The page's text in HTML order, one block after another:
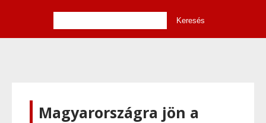
Magyarországra jön a